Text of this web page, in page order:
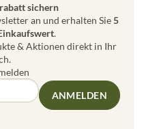
sichern
an und erhalten Sie5
.
& Aktionen direkt in Ihr
ANMELDEN